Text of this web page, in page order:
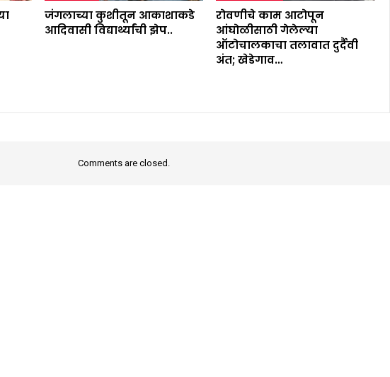
जंगलाच्या कुशीतून आकाशाकडे
आदिवासी विद्यार्थ्यांची झेप..
रोवणीचे काम आटोपून
आंघोळीसाठी गेलेल्या
ऑटोचालकाचा तलावात दुर्दैवी
अंत; खेडेगाव…
Comments are closed.